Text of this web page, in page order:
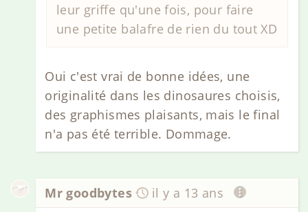
leur griffe qu'une fois, pour faire
une petite balafre de rien du tout XD
Oui c'est vrai de bonne idées, une
originalité dans les dinosaures choisis,
des graphismes plaisants, mais le final
n'a pas été terrible. Dommage.
Mr goodbytes il y a 13 ans